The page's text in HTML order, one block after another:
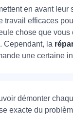
en avant leur
travail efficaces
chose que vous
Cependant, la
une certaine
démonter
exacte du